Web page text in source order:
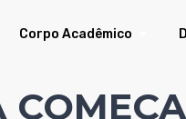
Corpo Acadêmico
COMEÇA